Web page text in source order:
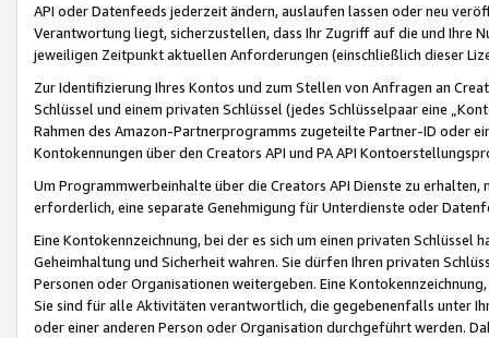
API oder Datenfeeds jederzeit ändern, auslaufen lassen oder neu
Verantwortung liegt, sicherzustellen, dass Ihr Zugriff auf die und Ihre
jeweiligen Zeitpunkt aktuellen Anforderungen (einschließlich dieser
Zur Identifizierung Ihres Kontos und zum Stellen von Anfragen an
Schlüssel und einem privaten Schlüssel (jedes Schlüsselpaar eine
Rahmen des Amazon-Partnerprogramms zugeteilte Partner-ID oder
Kontokennungen über den Creators API und PA API
Um Programmwerbeinhalte über die Creators API Dienste zu
erforderlich, eine separate Genehmigung für Unterdienste oder
Eine Kontokennzeichnung, bei der es sich um einen privaten
Geheimhaltung und Sicherheit wahren. Sie dürfen Ihren privaten
Personen oder Organisationen weitergeben. Eine
Sie sind für alle Aktivitäten verantwortlich, die gegebenenfalls unter
oder einer anderen Person oder Organisation durchgeführt werden.